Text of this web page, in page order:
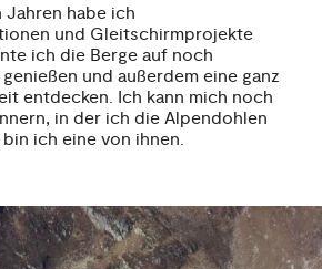
Jahren habe ich
und Gleitschirmprojekte
ich die Berge auf noch
und außerdem eine ganz
entdecken. Ich kann mich noch
in der ich die Alpendohlen
ich eine von ihnen.